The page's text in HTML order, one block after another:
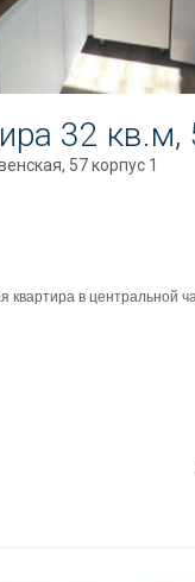
32 кв.м,
57 корпус 1
квартира в центральной
и у...